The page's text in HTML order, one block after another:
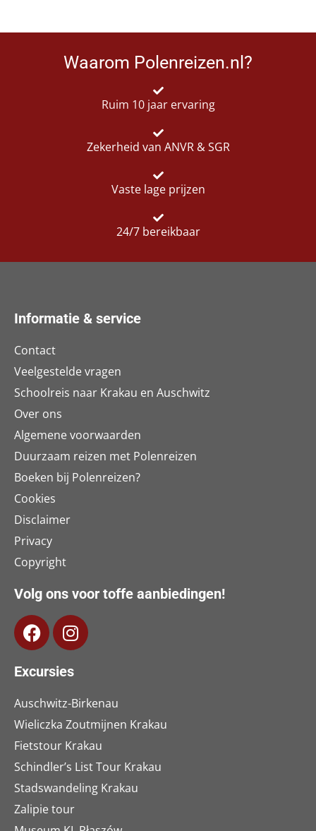
Waarom Polenreizen.nl?
Ruim 10 jaar ervaring
Zekerheid van ANVR & SGR
Vaste lage prijzen
24/7 bereikbaar
Informatie & service
Contact
Veelgestelde vragen
Schoolreis naar Krakau en Auschwitz
Over ons
Algemene voorwaarden
Duurzaam reizen met Polenreizen
Boeken bij Polenreizen?
Cookies
Disclaimer
Privacy
Copyright
Volg ons voor toffe aanbiedingen!
Excursies
Auschwitz-Birkenau
Wieliczka Zoutmijnen Krakau
Fietstour Krakau
Schindler’s List Tour Krakau
Stadswandeling Krakau
Zalipie tour